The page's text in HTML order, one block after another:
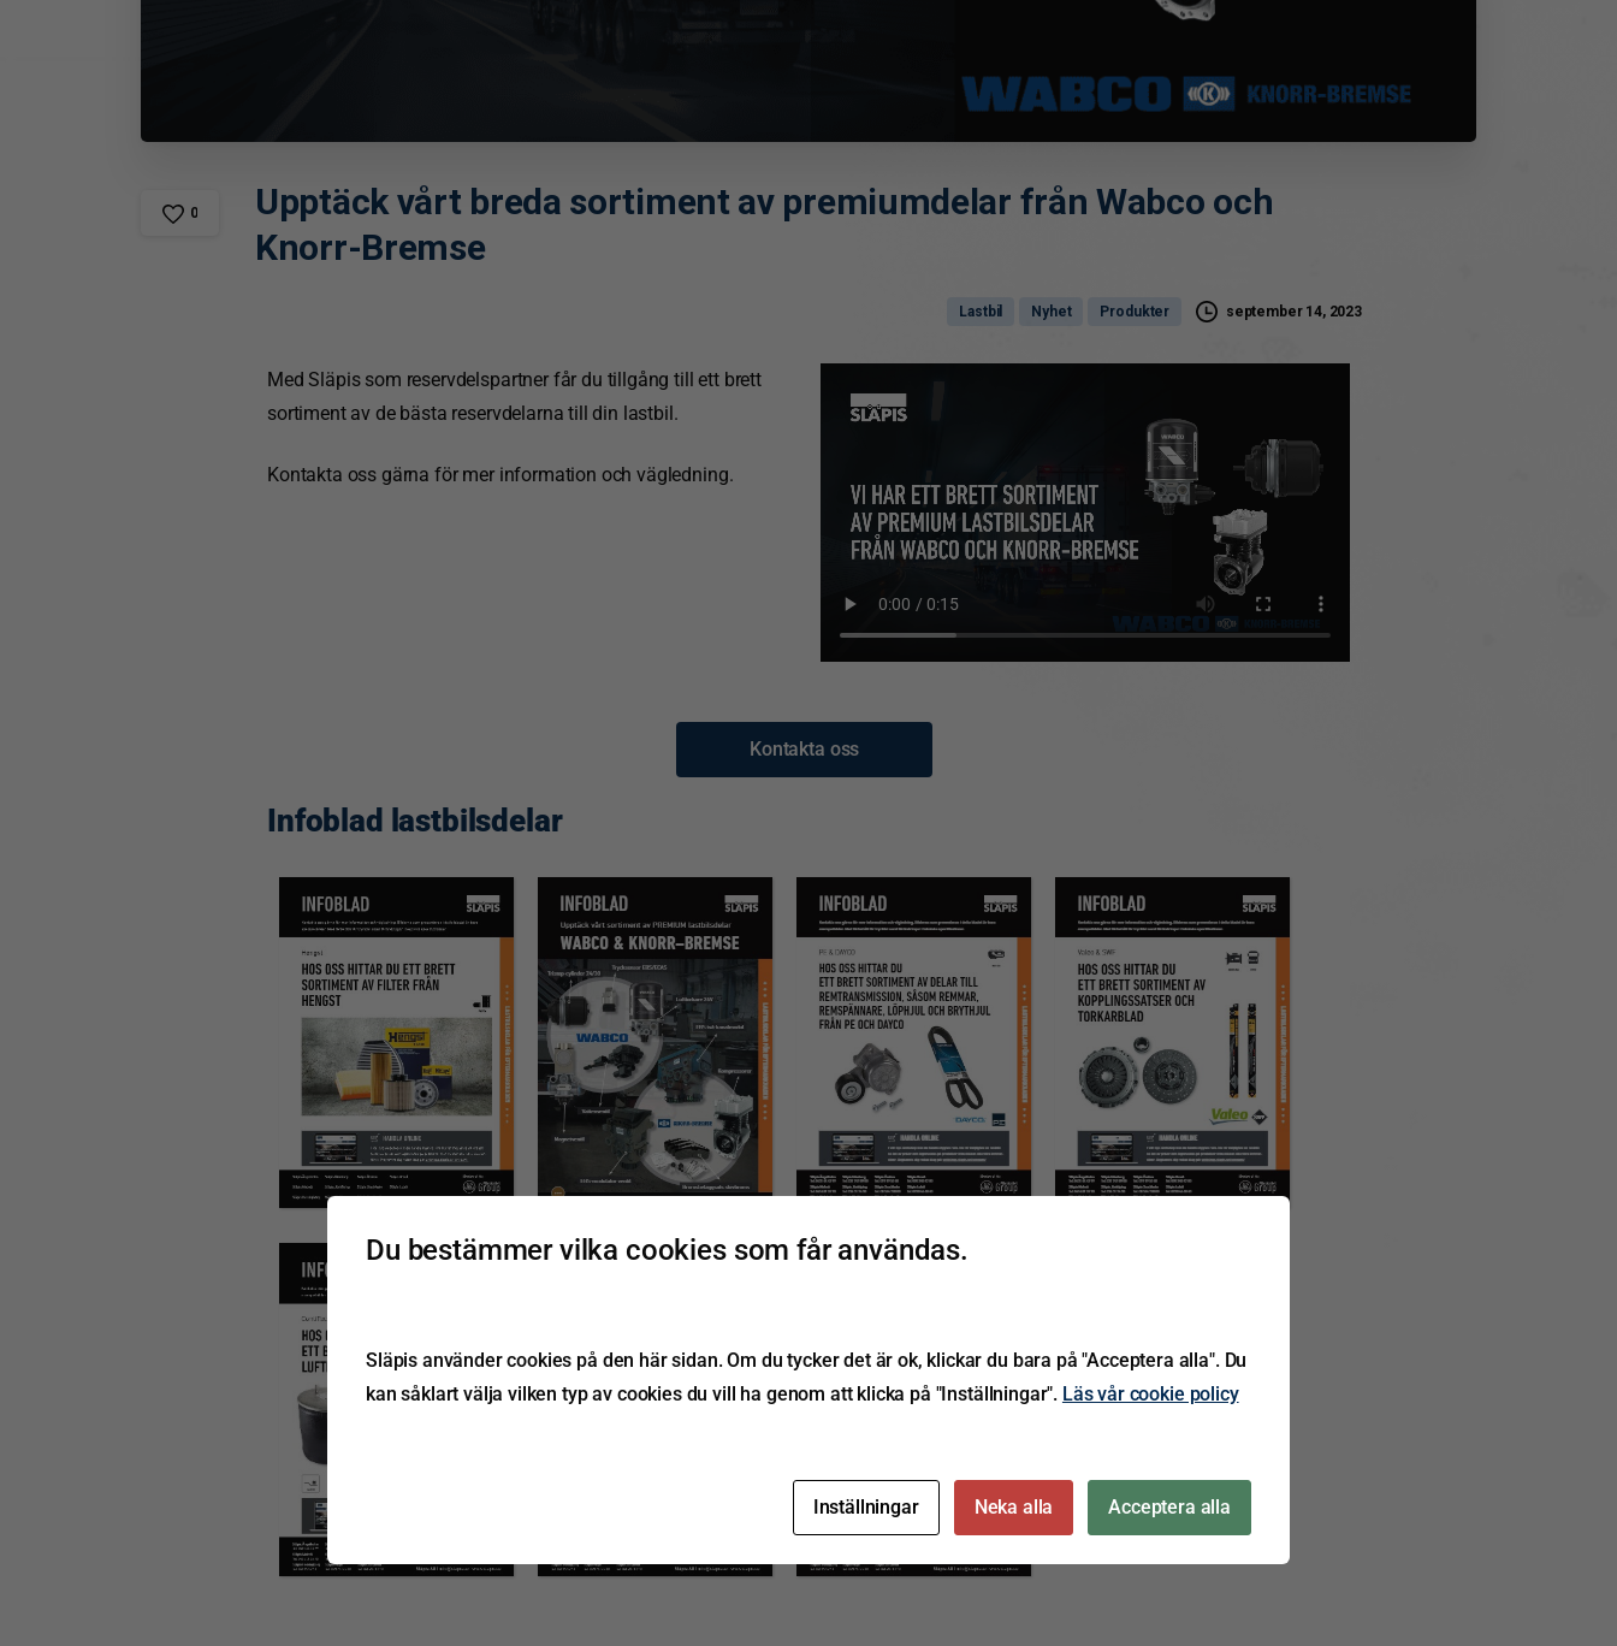
0 Upptäck vårt breda sortiment av premiumdelar från Wabco och
Knorr-Bremse
Lastbil Nyhet Produkter september 14, 2023
Med Släpis som reservdelspartner får du tillgång till ett brett
sortiment av de bästa reservdelarna till din lastbil.
Kontakta oss gärna för mer information och vägledning.
Kontakta oss
Infoblad lastbilsdelar
Du bestämmer vilka cookies som får användas.
Släpis använder cookies på den här sidan. Om du tycker det är ok, klickar du bara på "Acceptera alla". Du
kan såklart välja vilken typ av cookies du vill ha genom att klicka på "Inställningar". Läs vår cookie policy
Inställningar Neka alla Acceptera alla